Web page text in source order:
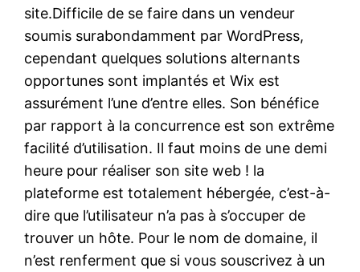
site.Difficile de se faire dans un vendeur
soumis surabondamment par WordPress,
cependant quelques solutions alternants
opportunes sont implantés et Wix est
assurément l’une d’entre elles. Son bénéfice
par rapport à la concurrence est son extrême
facilité d’utilisation. Il faut moins de une demi
heure pour réaliser son site web ! la
plateforme est totalement hébergée, c’est-à-
dire que l’utilisateur n’a pas à s’occuper de
trouver un hôte. Pour le nom de domaine, il
n’est renferment que si vous souscrivez à un